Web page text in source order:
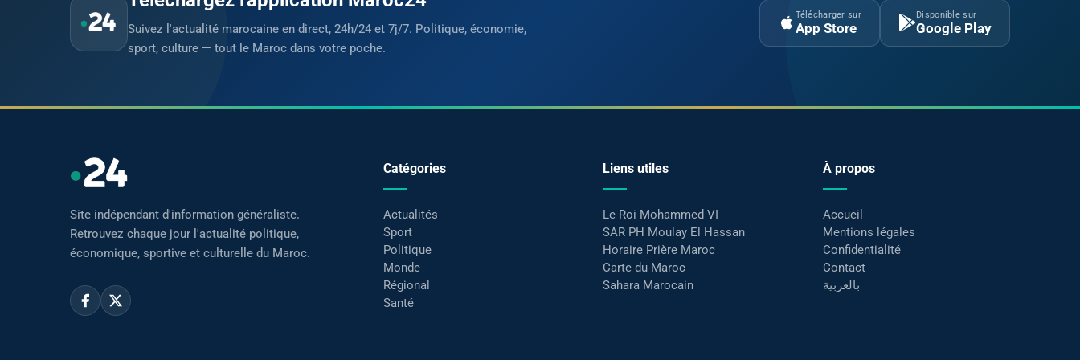
Suivez l'actualité marocaine en direct, 24h/24 et 7j/7. Politique, économie,
sport, culture — tout le Maroc dans votre poche.
Télécharger sur
App Store
Disponible sur
Google Play
Site indépendant d'information généraliste.
Retrouvez chaque jour l'actualité politique,
économique, sportive et culturelle du Maroc.
Catégories
Actualités
Sport
Politique
Monde
Régional
Santé
Liens utiles
Le Roi Mohammed VI
SAR PH Moulay El Hassan
Horaire Prière Maroc
Carte du Maroc
Sahara Marocain
À propos
Accueil
Mentions légales
Confidentialité
Contact
بالعربية